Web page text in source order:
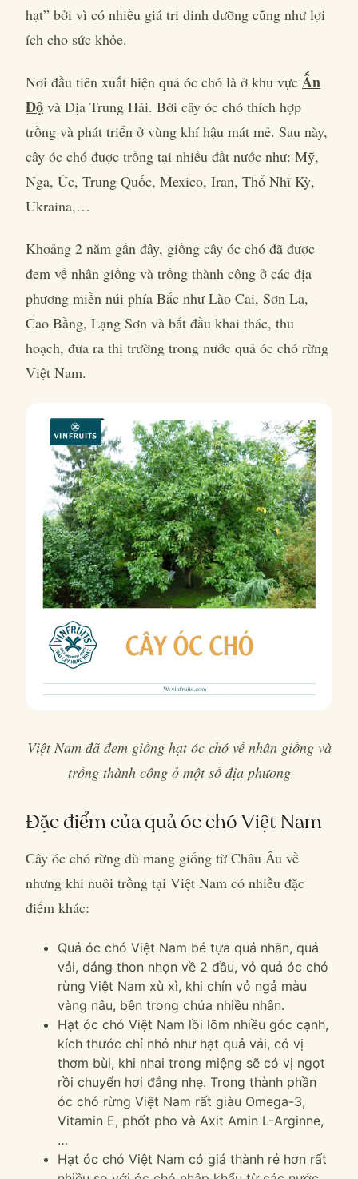
hạt” bởi vì có nhiều giá trị dinh dưỡng cũng như lợi
ích cho sức khỏe.
Nơi đầu tiên xuất hiện quả óc chó là ở khu vực Ấn
Độ và Địa Trung Hải. Bởi cây óc chó thích hợp
trồng và phát triển ở vùng khí hậu mát mẻ. Sau này,
cây óc chó được trồng tại nhiều đất nước như: Mỹ,
Nga, Úc, Trung Quốc, Mexico, Iran, Thổ Nhĩ Kỳ,
Ukraina,…
Khoảng 2 năm gần đây, giống cây óc chó đã được
đem về nhân giống và trồng thành công ở các địa
phương miền núi phía Bắc như Lào Cai, Sơn La,
Cao Bằng, Lạng Sơn và bắt đầu khai thác, thu
hoạch, đưa ra thị trường trong nước quả óc chó rừng
Việt Nam.
Việt Nam đã đem giống hạt óc chó về nhân giống và
trồng thành công ở một số địa phương
Đặc điểm của quả óc chó Việt Nam
Cây óc chó rừng dù mang giống từ Châu Âu về
nhưng khi nuôi trồng tại Việt Nam có nhiều đặc
điểm khác:
Quả óc chó Việt Nam bé tựa quả nhãn, quả
vải, dáng thon nhọn về 2 đầu, vỏ quả óc chó
rừng Việt Nam xù xì, khi chín vỏ ngả màu
vàng nâu, bên trong chứa nhiều nhân.
Hạt óc chó Việt Nam lồi lõm nhiều góc cạnh,
kích thước chỉ nhỏ như hạt quả vải, có vị
thơm bùi, khi nhai trong miệng sẽ có vị ngọt
rồi chuyển hơi đắng nhẹ. Trong thành phần
óc chó rừng Việt Nam rất giàu Omega-3,
Vitamin E, phốt pho và Axit Amin L-Arginne,
…
Hạt óc chó Việt Nam có giá thành rẻ hơn rất